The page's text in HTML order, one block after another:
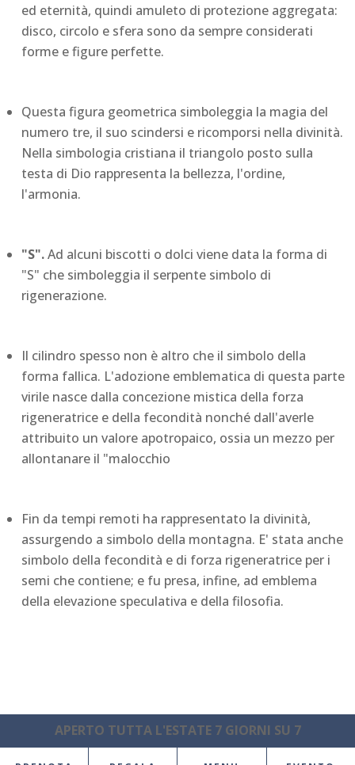
ed eternità, quindi amuleto di protezione aggregata:
disco, circolo e sfera sono da sempre considerati
forme e figure perfette.
Questa figura geometrica simboleggia la magia del
numero tre, il suo scindersi e ricomporsi nella divinità.
Nella simbologia cristiana il triangolo posto sulla
testa di Dio rappresenta la bellezza, l'ordine,
l'armonia.
"S".Ad alcuni biscotti o dolci viene data la forma di
"S" che simboleggia il serpente simbolo di
rigenerazione.
Il cilindro spesso non è altro che il simbolo della
forma fallica. L'adozione emblematica di questa parte
virile nasce dalla concezione mistica della forza
rigeneratrice e della fecondità nonché dall'averle
attribuito un valore apotropaico, ossia un mezzo per
allontanare il "malocchio
Fin da tempi remoti ha rappresentato la divinità,
assurgendo a simbolo della montagna. E' stata anche
simbolo della fecondità e di forza rigeneratrice per i
semi che contiene; e fu presa, infine, ad emblema
della elevazione speculativa e della filosofia.
APERTO TUTTA L'ESTATE 7 GIORNI SU 7